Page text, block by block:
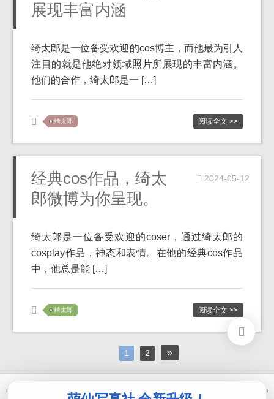
展现丰富内涵
绮太郎是一位备受欢迎的cos博主，而他最为引人
注目的就是他绝对领域照片所展现的丰富内涵。
他们的合作，绮太郎是一 […]
绮太郎 阅读全文 >>
经典cos作品，绮太
郎微博为你呈现。
2024-05-12
绮太郎是一位备受欢迎的coser，通过绮太郎的
cosplay作品，神态和表情。在他的经典cos作品
中，他总是能 […]
绮太郎 阅读全文 >>
1 2 »
© 2021-2026 优马卿 | ICP备案 XXX 号 | Themeckvearm by ttcrivpe